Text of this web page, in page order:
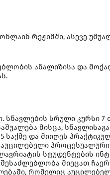
რეჟიმში, ასევე
ანალიზისა და
სრული კურსი 7
მისცა,
საქმე და მიიღეს
სტუდენტების
მიეცათ
რომელიც